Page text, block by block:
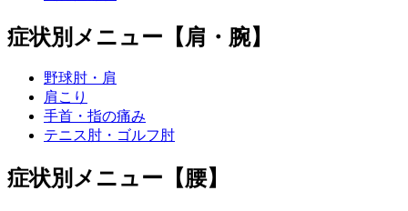
症状別メニュー【肩・腕】
野球肘・肩
肩こり
手首・指の痛み
テニス肘・ゴルフ肘
症状別メニュー【腰】